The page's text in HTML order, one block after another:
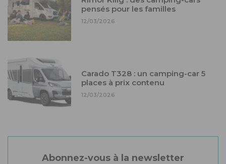
pensés pour les familles
12/03/2026
Carado T328 : un camping-car 5
places à prix contenu
12/03/2026
Abonnez-vous à la newsletter